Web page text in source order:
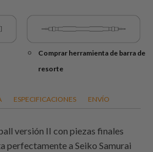
Comprar herramienta de barra de
resorte
ESPECIFICACIONES ENVÍO
versión II con piezas finales
perfectamente a Seiko Samurai